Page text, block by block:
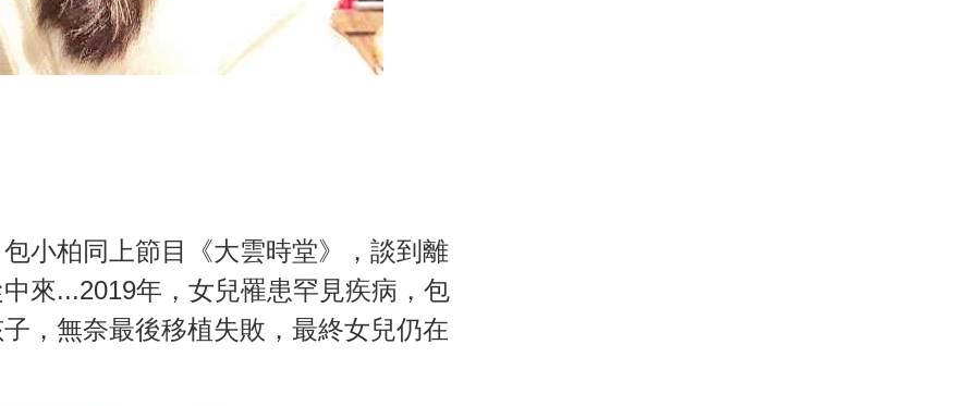
小柏同上節目《大雲時堂》，談到離
來...2019年，女兒罹患罕見疾病，包
，無奈最後移植失敗，最終女兒仍在